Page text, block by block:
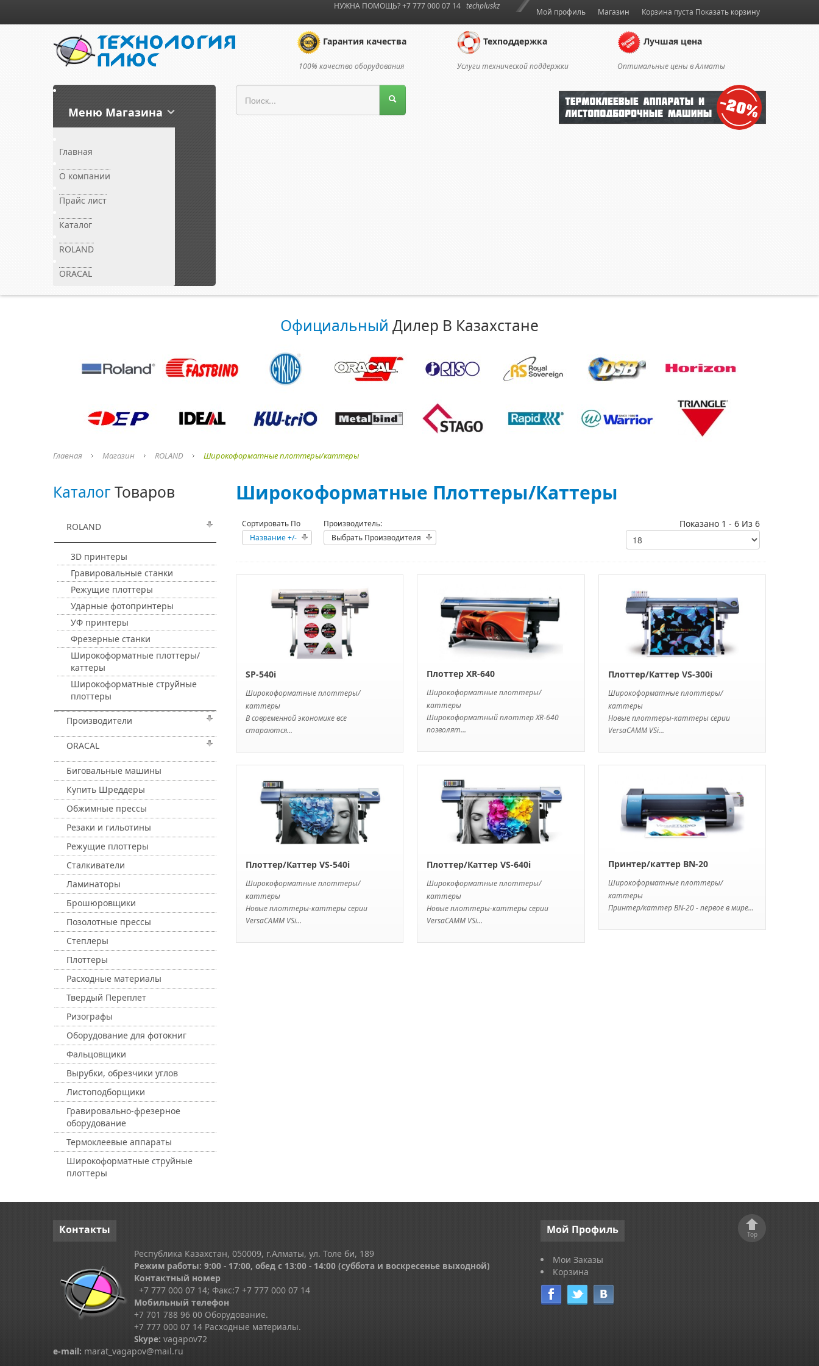
Корзина пуста Показать корзину
Мой профиль Магазин
НУЖНА ПОМОЩЬ? +7 777 000 07 14 techpluskz
Гарантия качества
100% качество оборудования
Техподдержка
Услуги технической поддержки
Лучшая цена
Оптимальные цены в Алматы
Меню Магазина
Главная
О компании
Прайс лист
Каталог
ROLAND
ORACAL
Официальный Дилер В Казахстане
Главная Магазин ROLAND Широкоформатные плоттеры/каттеры
КаталогТоваров
ROLAND
3D принтеры
Гравировальные станки
Режущие плоттеры
Ударные фотопринтеры
УФ принтеры
Фрезерные станки
Широкоформатные плоттеры/
каттеры
Широкоформатные струйные
плоттеры
Производители
ORACAL
Биговальные машины
Купить Шреддеры
Обжимные прессы
Резаки и гильотины
Режущие плоттеры
Сталкиватели
Ламинаторы
Брошюровщики
Позолотные прессы
Степлеры
Плоттеры
Расходные материалы
Твердый Переплет
Ризографы
Оборудование для фотокниг
Фальцовщики
Вырубки, обрезчики углов
Листоподборщики
Гравировально-фрезерное
оборудование
Термоклеевые аппараты
Широкоформатные струйные
плоттеры
Широкоформатные Плоттеры/каттеры
Сортировать По
Название +/-
Производитель:
Выбрать Производителя
Показано 1 - 6 Из 6
SP-540i
Широкоформатные плоттеры/
каттеры
В современной экономике все
стараются...
Плоттер XR-640
Широкоформатные плоттеры/
каттеры
Широкоформатный плоттер XR-640
позволят...
Плоттер/Каттер VS-300i
Широкоформатные плоттеры/
каттеры
Новые плоттеры-каттеры серии
VersaCAMM VSi...
Плоттер/Каттер VS-540i
Широкоформатные плоттеры/
каттеры
Новые плоттеры-каттеры серии
VersaCAMM VSi...
Плоттер/Каттер VS-640i
Широкоформатные плоттеры/
каттеры
Новые плоттеры-каттеры серии
VersaCAMM VSi...
Принтер/каттер BN-20
Широкоформатные плоттеры/
каттеры
Принтер/каттер BN-20 - первое в мире...
Контакты
Республика Казахстан, 050009, г.Алматы, ул. Толе би, 189
Режим работы: 9:00 - 17:00, обед с 13:00 - 14:00 (суббота и воскресенье выходной)
Контактный номер
+7 777 000 07 14; Факс:7 +7 777 000 07 14
Мобильный телефон
+7 701 788 96 00 Оборудование.
+7 777 000 07 14 Расходные материалы.
Skype: vagapov72
e-mail: marat_vagapov@mail.ru
Мой Профиль
Мои Заказы
Корзина
Top